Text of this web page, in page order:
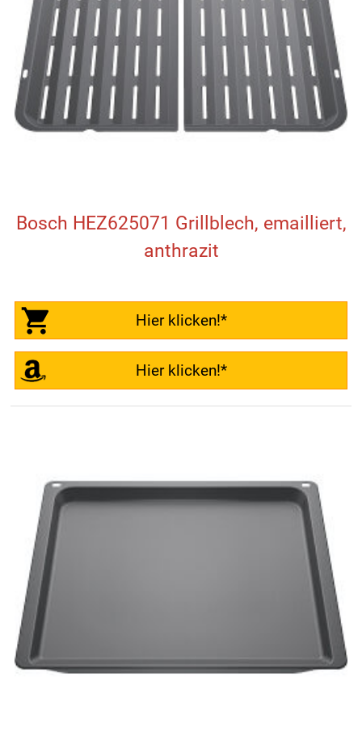
Bosch HEZ625071 Grillblech, emailliert,
anthrazit
Hier klicken!*
Hier klicken!*